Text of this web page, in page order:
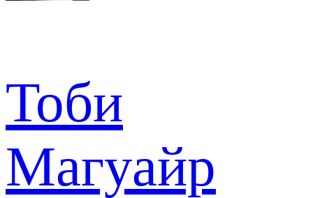
Тоби
Магуайр